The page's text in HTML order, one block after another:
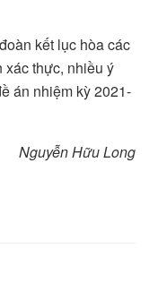
kết lục hòa các
xác thực, nhiều ý
án nhiệm kỳ 2021-
Nguyễn Hữu Long